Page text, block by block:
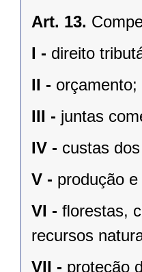
Art. 13.
I - direito
II - orçamento;
III - juntas
IV - custas
V - produção
VI - ﬂorestas,
recursos
VII - proteção